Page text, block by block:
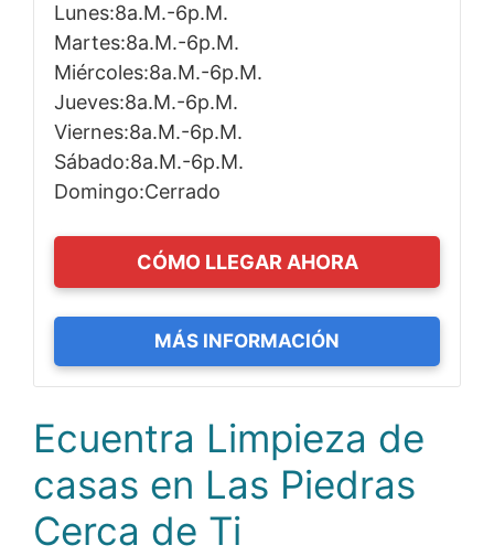
Lunes:8a.m.-6p.m.
Martes:8a.m.-6p.m.
Miércoles:8a.m.-6p.m.
Jueves:8a.m.-6p.m.
Viernes:8a.m.-6p.m.
Sábado:8a.m.-6p.m.
Domingo:Cerrado
CÓMO LLEGAR AHORA
MÁS INFORMACIÓN
Ecuentra Limpieza de
casas en Las Piedras
Cerca de Ti